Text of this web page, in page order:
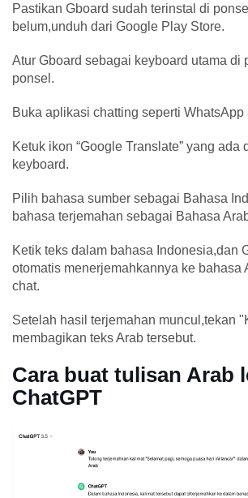
Pastikan Gboard sudah terinstal di
belum,unduh dari Google Play Store.
Atur Gboard sebagai keyboard utama di
ponsel.
Buka aplikasi chatting seperti WhatsApp
Ketuk ikon “Google Translate” yang ada
keyboard.
Pilih bahasa sumber sebagai Bahasa
bahasa terjemahan sebagai Bahasa
Ketik teks dalam bahasa Indonesia,dan
otomatis menerjemahkannya ke bahasa
chat.
Setelah hasil terjemahan muncul,tekan
membagikan teks Arab tersebut.
Cara buat tulisan Arab
ChatGPT